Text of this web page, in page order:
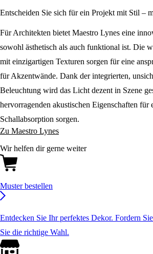
Entscheiden Sie sich für ein Projekt mit Stil –
Für Architekten bietet Maestro Lynes eine
sowohl ästhetisch als auch funktional ist. Die
mit einzigartigen Texturen sorgen für eine
für Akzentwände. Dank der integrierten,
Beleuchtung wird das Licht dezent in Szene
hervorragenden akustischen Eigenschaften für
Schallabsorption sorgen.
Zu Maestro Lynes
Wir helfen dir gerne weiter
Muster bestellen
Entdecken Sie Ihr perfektes Dekor. Fordern
Sie die richtige Wahl.